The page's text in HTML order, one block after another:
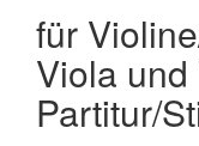
für
Viola
Partitur/